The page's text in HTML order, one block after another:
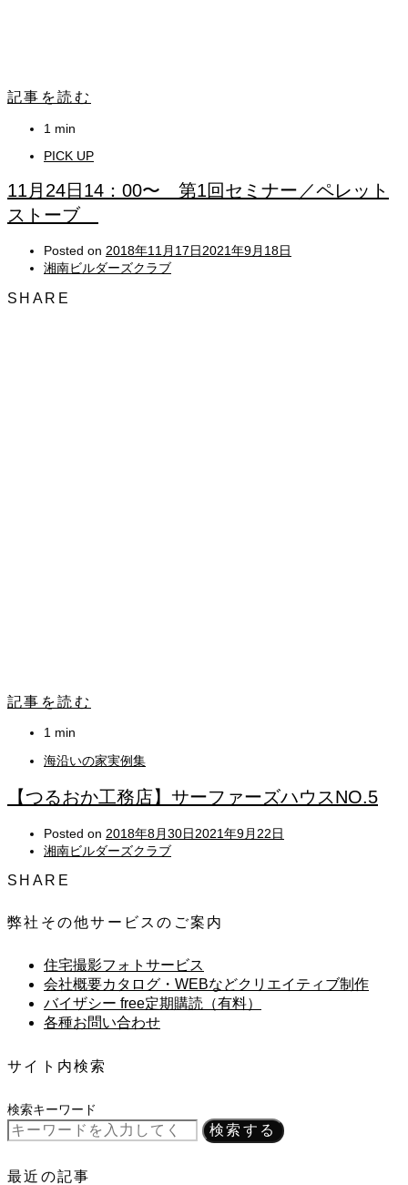
記事を読む
1 min
PICK UP
11月24日14：00〜 第1回セミナー／ペレット
ストーブ
Posted on 2018年11月17日2021年9月18日
湘南ビルダーズクラブ
SHARE
記事を読む
1 min
海沿いの家実例集
【つるおか工務店】サーファーズハウスNO.5
Posted on 2018年8月30日2021年9月22日
湘南ビルダーズクラブ
SHARE
弊社その他サービスのご案内
住宅撮影フォトサービス
会社概要カタログ・WEBなどクリエイティブ制作
バイザシー free定期購読（有料）
各種お問い合わせ
サイト内検索
検索キーワード
検索する
最近の記事